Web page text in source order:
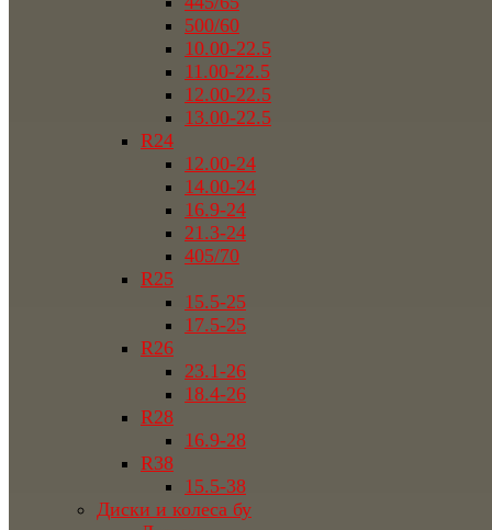
500/60
10.00-22.5
11.00-22.5
12.00-22.5
13.00-22.5
R24
12.00-24
14.00-24
16.9-24
21.3-24
405/70
R25
15.5-25
17.5-25
R26
23.1-26
18.4-26
R28
16.9-28
R38
15.5-38
Диски и колеса бу